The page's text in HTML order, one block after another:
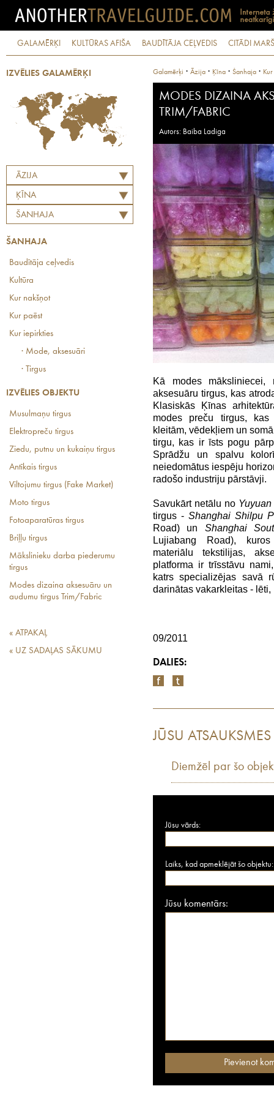
GALAMĒRĶI KULTŪRAS AFIŠA BAUDĪTĀJA CEĻVEDIS CITĀDI
IZVĒLIES GALAMĒRĶI
ĀZIJA
ĶĪNA
ŠANHAJA
ŠANHAJA
Baudītāja ceļvedis
Kultūra
Kur nakšņot
Kur paēst
Kur iepirkties
· Mode, aksesuāri
· Tirgus
IZVĒLIES OBJEKTU
Musulmaņu tirgus
Elektropreču tirgus
Ziedu, putnu un kukaiņu tirgus
Antīkais tirgus
Viltojumu tirgus (Fake Market)
Moto tirgus
Fotoaparatūras tirgus
Briļļu tirgus
Mākslinieku darba piederumu
tirgus
Modes dizaina aksesuāru un
audumu tirgus Trim/Fabric
« ATPAKAĻ
« UZ SADAĻAS SĀKUMU
Galamērķi · Āzija · Ķīna · Šanhaja ·
MODES DIZAINA
TRIM/FABRIC
Autors: Baiba Ladiga
Kā modes
aksesuāru tirgus, kas
Klasiskās Ķīnas
modes preču tirgus, kas
kleitām, vēdekļiem un
tirgu, kas ir īsts pogu
Sprādžu un spalvu
neiedomātus iespēju
radošo industriju pārstāvji.
Savukārt netālu no
tirgus - Shanghai Shilpu
Road) un Shanghai
Lujiabang Road),
materiālu tekstilijas,
platforma ir trīsstāvu
katrs specializējas savā
darinātas vakarkleitas -
09/2011
DALIES:
JŪSU ATSAUKSMES
Diemžēl par šo
Jūsu vārds:
Laiks, kad apmeklējāt šo objektu:
Jūsu komentārs: